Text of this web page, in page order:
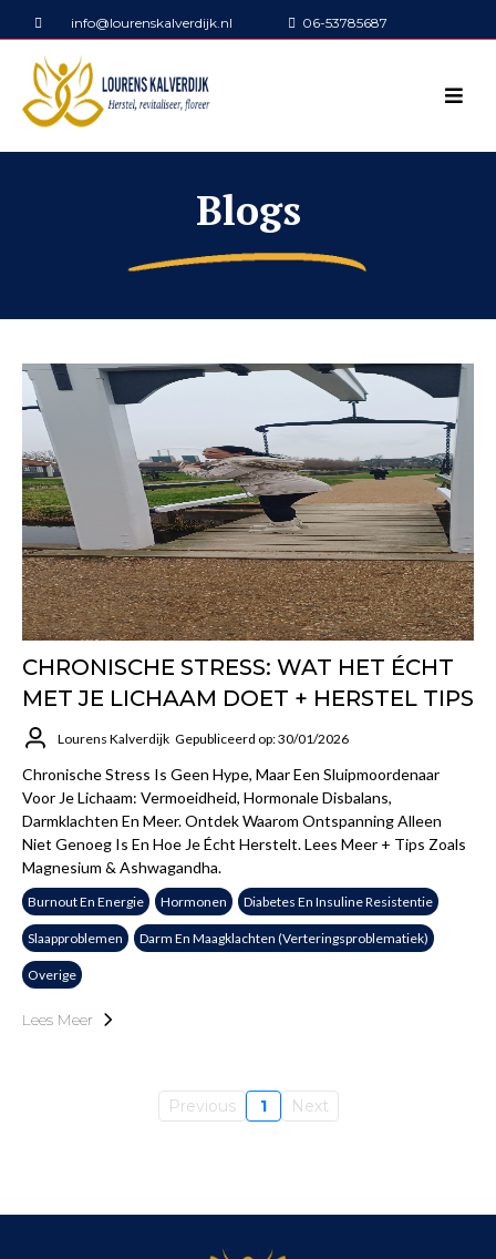
info@lourenskalverdijk.nl 06-53785687
Blogs
CHRONISCHE STRESS: WAT HET ÉCHT
MET JE LICHAAM DOET + HERSTEL TIPS
Lourens Kalverdijk Gepubliceerd op: 30/01/2026
Chronische Stress Is Geen Hype, Maar Een Sluipmoordenaar
Voor Je Lichaam: Vermoeidheid, Hormonale Disbalans,
Darmklachten En Meer. Ontdek Waarom Ontspanning Alleen
Niet Genoeg Is En Hoe Je Écht Herstelt. Lees Meer + Tips Zoals
Magnesium & Ashwagandha.
Burnout En Energie Hormonen Diabetes En Insuline Resistentie
Slaapproblemen Darm En Maagklachten (verteringsproblematiek)
Overige
Lees Meer
Previous 1 Next